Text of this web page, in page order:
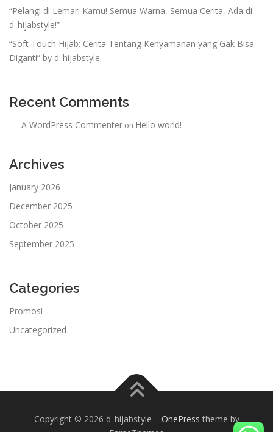
“Pelangi di Lemari Kamu! Semua Warna, Semua Cerita, Ada di
d_hijabstyle!”
“Soft Touch Hijab: Cerita Tentang Kenyamanan yang Gak Bisa
Diganti” by d_hijabstyle
Recent Comments
A WordPress Commenter on Hello world!
Archives
January 2026
December 2025
October 2025
September 2025
Categories
Promosi
Uncategorized
Copyright © 2026 d_hijabstyle – OnePress theme by